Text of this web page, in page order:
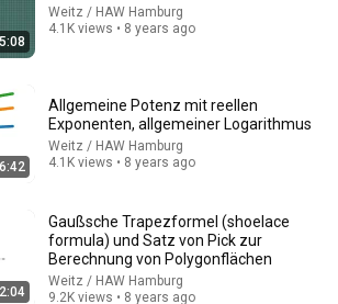
Uni: Was dich im Studium erwartet! |
5:08
Weitz / HAW Hamburg
4.1K views • 8 years ago
Allgemeine Potenz mit reellen
Exponenten, allgemeiner Logarithmus
Weitz / HAW Hamburg
4.1K views • 8 years ago
Gaußsche Trapezformel (shoelace
formula) und Satz von Pick zur
Berechnung von Polygonflächen
Weitz / HAW Hamburg
9.2K views • 8 years ago